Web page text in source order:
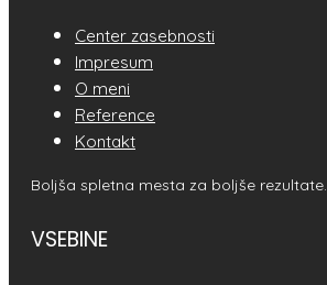
Center zasebnosti
Impresum
O meni
Reference
Kontakt
Boljša spletna mesta za boljše rezultate.
VSEBINE